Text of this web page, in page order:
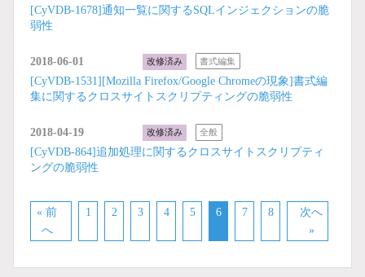
[CyVDB-1678]通知一覧に関するSQLインジェクションの脆
弱性
2018-06-01 改修済み 書式編集
[CyVDB-1531][Mozilla Firefox/Google Chromeの現象]書式編
集に関するクロスサイトスクリプティングの脆弱性
2018-04-19 改修済み 全般
[CyVDB-864]追加処理に関するクロスサイトスクリプティ
ングの脆弱性
« 前
へ
1 2 3 4 5 6 7 8
次へ
»